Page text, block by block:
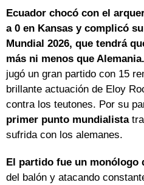
Ecuador chocó con el
a 0 en Kansas y complicó
Mundial 2026, que tendrá
más ni menos que Alemania.
jugó un gran partido con 15
brillante actuación de Eloy
contra los teutones. Por su
primer punto mundialista
sufrida con los alemanes.
El partido fue un monólogo
del balón y atacando